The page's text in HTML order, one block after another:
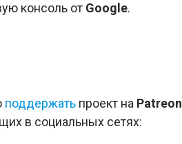
консоль от Google.
поддержать проект на Patreon
в социальных сетях: